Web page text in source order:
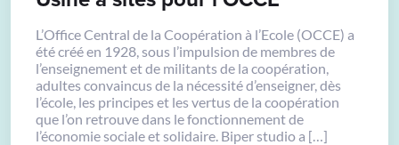
L’Office Central de la Coopération à l’Ecole (OCCE) a
été créé en 1928, sous l’impulsion de membres de
l’enseignement et de militants de la coopération,
adultes convaincus de la nécessité d’enseigner, dès
l’école, les principes et les vertus de la coopération
que l’on retrouve dans le fonctionnement de
l’économie sociale et solidaire. Biper studio a […]